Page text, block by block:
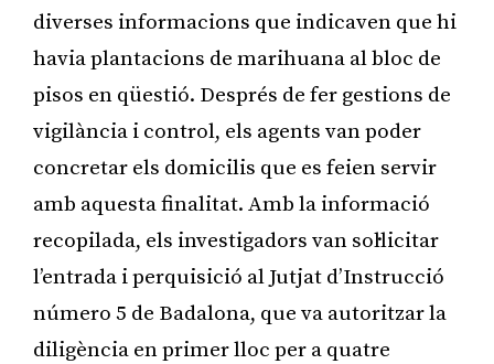
diverses informacions que indicaven que hi
havia plantacions de marihuana al bloc de
pisos en qüestió. Després de fer gestions de
vigilància i control, els agents van poder
concretar els domicilis que es feien servir
amb aquesta finalitat. Amb la informació
recopilada, els investigadors van sol·licitar
l’entrada i perquisició al Jutjat d’Instrucció
número 5 de Badalona, que va autoritzar la
diligència en primer lloc per a quatre